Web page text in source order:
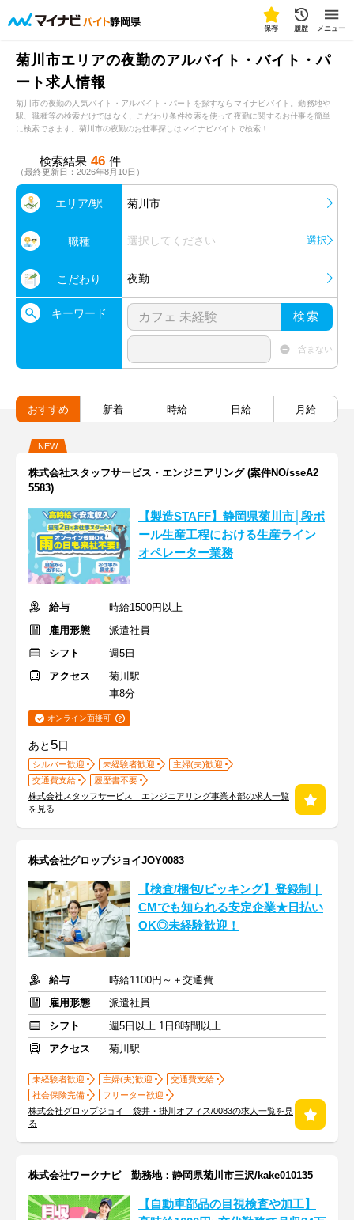
静岡県
保存 履歴 メニュー
菊川市エリアの夜勤のアルバイト・バイト・パ
ート求人情報
菊川市の夜勤の人気バイト・アルバイト・パートを探すならマイナビバイト。勤務地や
駅、職種等の検索だけではなく、こだわり条件検索を使って夜勤に関するお仕事を簡単
に検索できます。菊川市の夜勤のお仕事探しはマイナビバイトで検索！
検索結果 46 件
（最終更新日：2026年8月10日）
エリア/駅 菊川市
職種 選択してください 選択
こだわり 夜勤
キーワード 検索
含まない
おすすめ 新着 時給 日給 月給
NEW
株式会社スタッフサービス・エンジニアリング (案件NO/sseA2
5583)
【製造STAFF】静岡県菊川市│段ボ
ール生産工程における生産ライン
オペレーター業務
給与
時給1500円以上
雇用形態
派遣社員
シフト
週5日
アクセス
菊川駅
車8分
オンライン面接可
あと 5日
シルバー歓迎 未経験者歓迎
主婦(夫)歓迎
交通費支給
履歴書不要
株式会社スタッフサービス エンジニアリング事業本部の求人一覧
を見る
株式会社グロップジョイJOY0083
【検査/梱包/ピッキング】登録制｜
CMでも知られる安定企業★日払い
OK◎未経験歓迎！
給与
時給1100円～＋交通費
雇用形態
派遣社員
シフト
週5日以上 1日8時間以上
アクセス
菊川駅
未経験者歓迎 主婦(夫)歓迎
交通費支給
社会保険完備
フリーター歓迎
株式会社グロップジョイ 袋井・掛川オフィス/0083の求人一覧を見
る
株式会社ワークナビ 勤務地：静岡県菊川市三沢/kake010135
【自動車部品の目視検査や加工】